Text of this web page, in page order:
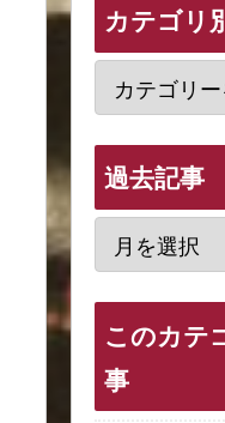
カテゴリ
過去記事
このカテ
事